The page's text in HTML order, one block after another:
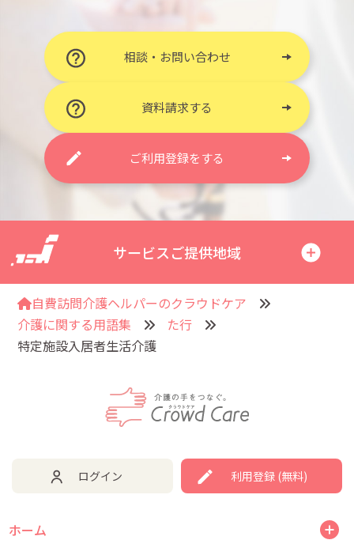
相談・お問い合わせ
資料請求する
ご利用登録をする
サービスご提供地域
自費訪問介護ヘルパーのクラウドケア
介護に関する用語集
た行
特定施設入居者生活介護
ログイン 利用登録 (無料)
ホーム